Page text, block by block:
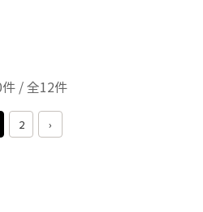
/ 全12件
2 ›